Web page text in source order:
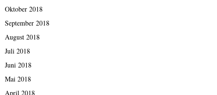
Oktober 2018
September 2018
August 2018
Juli 2018
Juni 2018
Mai 2018
April 2018